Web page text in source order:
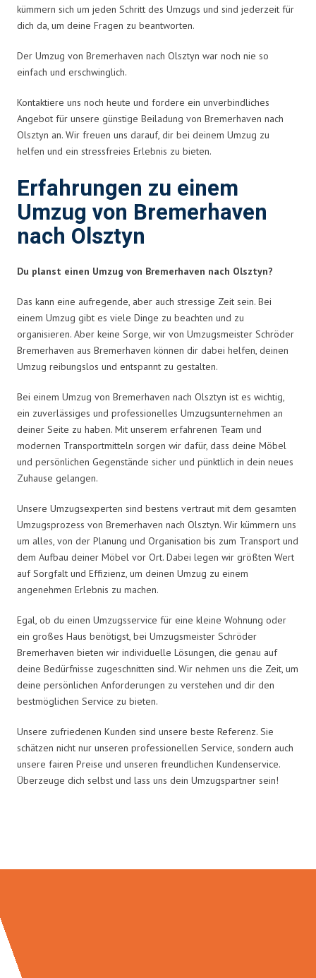
kümmern sich um jeden Schritt des Umzugs und sind jederzeit für
dich da, um deine Fragen zu beantworten.
Der Umzug von Bremerhaven nach Olsztyn war noch nie so
einfach und erschwinglich.
Kontaktiere uns noch heute und fordere ein unverbindliches
Angebot für unsere günstige Beiladung von Bremerhaven nach
Olsztyn an. Wir freuen uns darauf, dir bei deinem Umzug zu
helfen und ein stressfreies Erlebnis zu bieten.
Erfahrungen zu einem
Umzug von Bremerhaven
nach Olsztyn
Du planst einen Umzug von Bremerhaven nach Olsztyn?
Das kann eine aufregende, aber auch stressige Zeit sein. Bei
einem Umzug gibt es viele Dinge zu beachten und zu
organisieren. Aber keine Sorge, wir von Umzugsmeister Schröder
Bremerhaven aus Bremerhaven können dir dabei helfen, deinen
Umzug reibungslos und entspannt zu gestalten.
Bei einem Umzug von Bremerhaven nach Olsztyn ist es wichtig,
ein zuverlässiges und professionelles Umzugsunternehmen an
deiner Seite zu haben. Mit unserem erfahrenen Team und
modernen Transportmitteln sorgen wir dafür, dass deine Möbel
und persönlichen Gegenstände sicher und pünktlich in dein neues
Zuhause gelangen.
Unsere Umzugsexperten sind bestens vertraut mit dem gesamten
Umzugsprozess von Bremerhaven nach Olsztyn. Wir kümmern uns
um alles, von der Planung und Organisation bis zum Transport und
dem Aufbau deiner Möbel vor Ort. Dabei legen wir größten Wert
auf Sorgfalt und Effizienz, um deinen Umzug zu einem
angenehmen Erlebnis zu machen.
Egal, ob du einen Umzugsservice für eine kleine Wohnung oder
ein großes Haus benötigst, bei Umzugsmeister Schröder
Bremerhaven bieten wir individuelle Lösungen, die genau auf
deine Bedürfnisse zugeschnitten sind. Wir nehmen uns die Zeit, um
deine persönlichen Anforderungen zu verstehen und dir den
bestmöglichen Service zu bieten.
Unsere zufriedenen Kunden sind unsere beste Referenz. Sie
schätzen nicht nur unseren professionellen Service, sondern auch
unsere fairen Preise und unseren freundlichen Kundenservice.
Überzeuge dich selbst und lass uns dein Umzugspartner sein!